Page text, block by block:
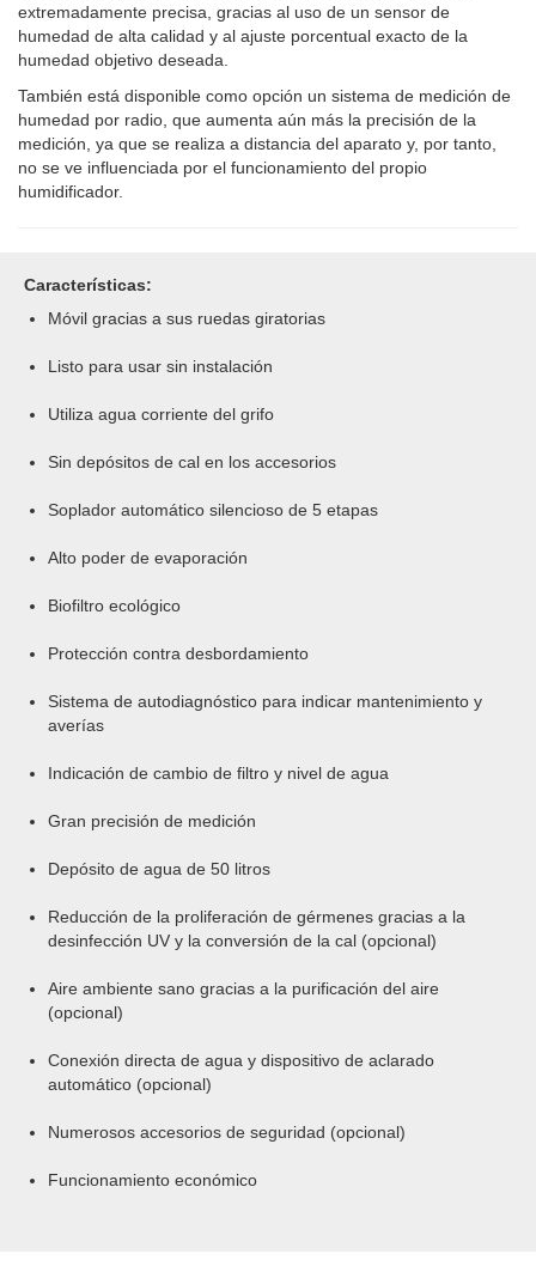
extremadamente precisa, gracias al uso de un sensor de
humedad de alta calidad y al ajuste porcentual exacto de la
humedad objetivo deseada.
También está disponible como opción un sistema de medición de
humedad por radio, que aumenta aún más la precisión de la
medición, ya que se realiza a distancia del aparato y, por tanto,
no se ve influenciada por el funcionamiento del propio
humidificador.
Características:
Móvil gracias a sus ruedas giratorias
Listo para usar sin instalación
Utiliza agua corriente del grifo
Sin depósitos de cal en los accesorios
Soplador automático silencioso de 5 etapas
Alto poder de evaporación
Biofiltro ecológico
Protección contra desbordamiento
Sistema de autodiagnóstico para indicar mantenimiento y
averías
Indicación de cambio de filtro y nivel de agua
Gran precisión de medición
Depósito de agua de 50 litros
Reducción de la proliferación de gérmenes gracias a la
desinfección UV y la conversión de la cal (opcional)
Aire ambiente sano gracias a la purificación del aire
(opcional)
Conexión directa de agua y dispositivo de aclarado
automático (opcional)
Numerosos accesorios de seguridad (opcional)
Funcionamiento económico